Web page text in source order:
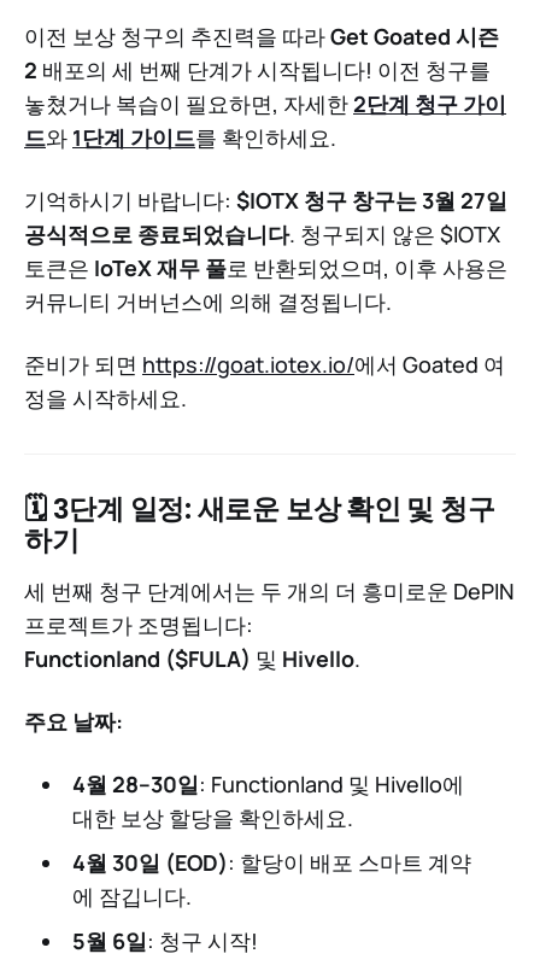
이전 보상 청구의 추진력을 따라Get Goated 시즌
2 배포의 세 번째 단계가 시작됩니다! 이전 청구를
놓쳤거나 복습이 필요하면, 자세한 2단계 청구 가이
드와 1단계 가이드를 확인하세요.
기억하시기 바랍니다: $IOTX 청구 창구는 3월 27일
공식적으로 종료되었습니다. 청구되지 않은 $IOTX
토큰은 IoTeX 재무 풀로 반환되었으며, 이후 사용은
커뮤니티 거버넌스에 의해 결정됩니다.
준비가 되면 https://goat.iotex.io/에서 Goated 여
정을 시작하세요.
🗓 3단계 일정: 새로운 보상 확인 및 청구
하기
세 번째 청구 단계에서는 두 개의 더 흥미로운 DePIN
프로젝트가 조명됩니다:
Functionland ($FULA) 및 Hivello.
주요 날짜:
4월 28–30일: Functionland 및 Hivello에
대한 보상 할당을 확인하세요.
4월 30일 (EOD): 할당이 배포 스마트 계약
에 잠깁니다.
5월 6일: 청구 시작!